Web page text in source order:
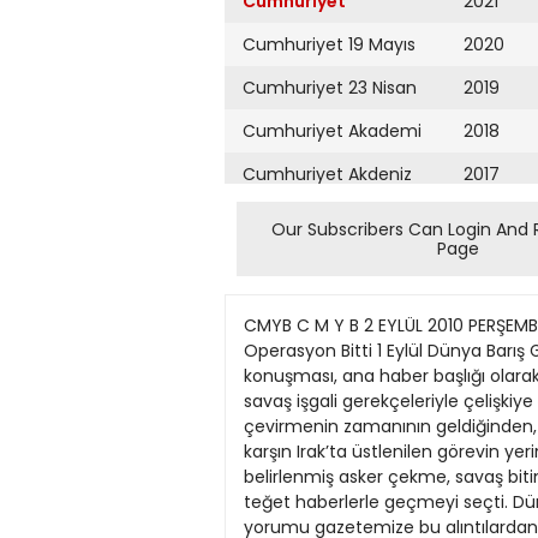
Cumhuriyet 19 Mayıs
Cumhuriyet 23 Nisan
Cumhuriyet Akademi
Cumhuriyet Akdeniz
Cumhuriyet Alışveriş
Cumhuriyet Ankara
Cumhuriyet Büyük
Taaruz
Cumhuriyet
Cumartesi
Cumhuriyet Çevre
2020
2019
2018
2017
2016
2015
2013
2012
2011
2010
2009
Our Subscribers Can Login And
Page
CMYB C M Y B 2 EYLÜL 2010 PERŞEMBE CUMHURİYET SAYFA EKONOMİ 13ekonomi@cumhuriyet.com.tr İŞÇİNİN EVRENİNDEN ŞÜKRAN SONER Operasyon Bitti 1 Eylül Dünya Barış Günü’nde, dünyanın her yerinde, ABD Başkanı Obama’nın Irak’ta savaşın bittiğini ilan eden konuşması, ana haber başlığı olarak yer aldı. Obama, Bush’un savaş ilanını yaptığı kürsüden savaşın resmi bitişini ilan ederken Bush’la, savaş işgali gerekçeleriyle çelişkiye düşmeme özenini gösterdiği konuşmasında “Irak’ı özgürleştirme operasyonu bitti” dedi. Sayfayı çevirmenin zamanının geldiğinden, ABD’nin ekonomik sorunlarına öncelik vermek gereğinden, ABD’nin büyük ekonomik sorunlarına karşın Irak’ta üstlenilen görevin yerine getirilmesi için büyük bedeller ödendiğinden söz etti. Bizim medya büyük bir ağırlıkla, önceden belirlenmiş asker çekme, savaş bitimi ilanını, Irak’ta yapılan resmi devir teslim törenini de, yorumsuz, resmi açıklamalar çerçevesinde teğet haberlerle geçmeyi seçti. Dünya medyasından alıntılarda biraz daha ayrıntı vardı; Dışişleri Bakanı Zebari’nin “Utanç verici çekilme” yorumu gazetemize bu alıntılardan aktarılmıştı. Irak’ta kimliği saptanamamış, hastane morglarında 20 bin cesedin olduğunu, özgürleştirme operasyonunda ölen Iraklı sivillerin yüz binlerin üstünde sayıldığını, çekilme operasyonu sonrasında son bir ay içinde iç çatışmalarda birbirini öldüren Iraklı sayısının 500’ü bulduğunu bir kez daha bu dış kaynaklı haberlerin satır aralarından anımsamış olduk. ABD, devir teslim töreninde de, bir dönemin sona erdiği vurgulaması ile birlikte, savaşın bütün dünyada var olan en iyi ordu ile gerçekleştirilip, görevin tamamlanmış olduğu dünyaya bir kez daha ilan edildi. Kötü bir şaka gibi; 1 Eylül Dünya Barış Günü ile çakıştırılmış savaşın bitişi, dahası askeri zaferin ilanında; 50 bin kadar Amerikan askerinin, güvenlik, ABD bölge çıkarlarının da kollanması adına 16 ay daha Irak’ta kalacağı, geri çekilen 100 binin üstündeki askerin bir bölümün ise destek güç olarak Afganistan’a gönderilmelerine devam edileceği belirtildi. Kirli savaşın stratejik ortaklığı, danışmanlığında başrol oynamış İngiltere’nin sol adına lideri Blair’in yine 1 Eylül’le çakışan açıklamalarında ise, savaş anılarına ilişkin biten kitabının pazarlaması yapılıyordu. Göreceli demokratik, özeleştirili İngiltere’de pazarlanan kirli savaşın çığırtkanlığıydı.. Kendimi aldattığımı bile bile ben de 1980’li yıllardan, 12 Eylül uygulamalarına tepki olarak güçlenmiş insan hakları örgütlülüğü sürecinde aldığım, İHD’nin ürünü beyaz güvercin işlenmiş 20 yıllık bluzumu giydim. İstanbul’daki simgesel kalan etkinliklere